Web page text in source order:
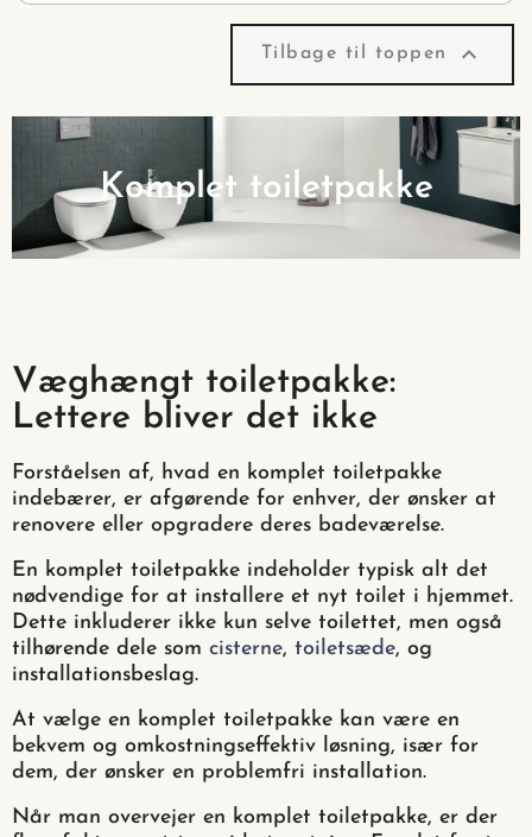
Tilbage til toppen 
Komplet toiletpakke
Væghængt toiletpakke:
Lettere bliver det ikke
Forståelsen af, hvad en komplet toiletpakke
indebærer, er afgørende for enhver, der ønsker at
renovere eller opgradere deres badeværelse.
En komplet toiletpakke indeholder typisk alt det
nødvendige for at installere et nyt toilet i hjemmet.
Dette inkluderer ikke kun selve toilettet, men også
tilhørende dele som cisterne, toiletsæde, og
installationsbeslag.
At vælge en komplet toiletpakke kan være en
bekvem og omkostningseffektiv løsning, især for
dem, der ønsker en problemfri installation.
Når man overvejer en komplet toiletpakke, er der